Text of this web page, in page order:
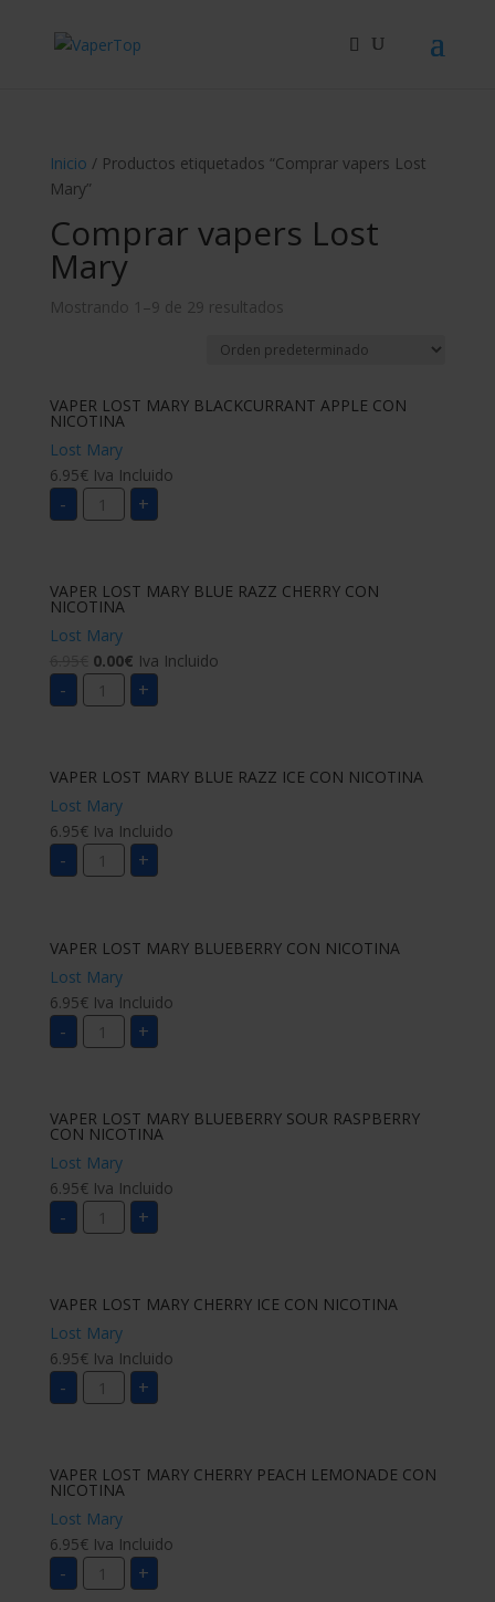
productos
Inicio / Productos etiquetados “Comprar vapers Lost
Mary”
Comprar vapers Lost
Mary
Mostrando 1–9 de 29 resultados
VAPER LOST MARY BLACKCURRANT APPLE CON
NICOTINA
Lost Mary
6.95€ Iva Incluido
- VAPER
LOST
MARY
NICOTINA
cantidad
+
VAPER LOST MARY BLUE RAZZ CHERRY CON
NICOTINA
Lost Mary
0.00€ Iva Incluido
- VAPER
LOST
MARY
CON
NICOTINA
cantidad
+
VAPER LOST MARY BLUE RAZZ ICE CON NICOTINA
Lost Mary
6.95€ Iva Incluido
- VAPER
LOST
MARY
CON
NICOTINA
cantidad
+
VAPER LOST MARY BLUEBERRY CON NICOTINA
Lost Mary
6.95€ Iva Incluido
- VAPER
LOST
MARY
cantidad
+
VAPER LOST MARY BLUEBERRY SOUR RASPBERRY
CON NICOTINA
Lost Mary
6.95€ Iva Incluido
- VAPER
LOST
MARY
CON
NICOTINA
cantidad
+
VAPER LOST MARY CHERRY ICE CON NICOTINA
Lost Mary
6.95€ Iva Incluido
- VAPER
LOST
MARY
NICOTINA
cantidad
+
VAPER LOST MARY CHERRY PEACH LEMONADE CON
NICOTINA
Lost Mary
6.95€ Iva Incluido
- VAPER
LOST
MARY
+